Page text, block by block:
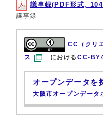
議事録(PDF形式,
議事録
CC（クリ
ス
におけるCC-
オープンデータを
大阪市オープンデータ